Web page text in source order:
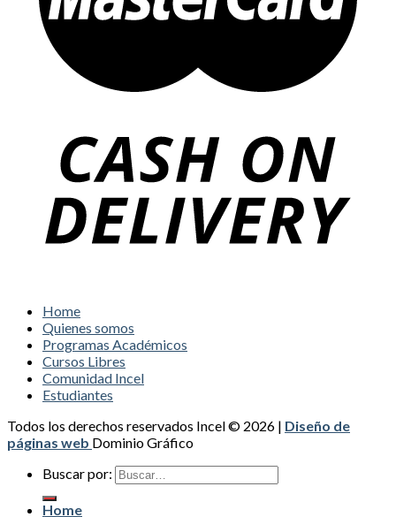
Home
Quienes somos
Programas Académicos
Cursos Libres
Comunidad Incel
Estudiantes
Todos los derechos reservados Incel © 2026 | Diseño de
páginas web Dominio Gráfico
Buscar por:
Home